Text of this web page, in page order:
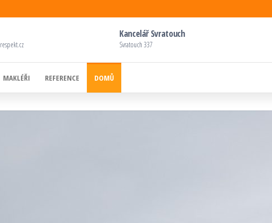
Kancelář Svratouch
Svratouch 337
MAKLÉŘI REFERENCE DOMŮ